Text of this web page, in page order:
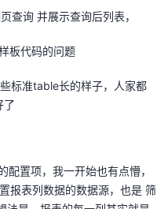
查询 并展示查询后列表，
板代码的问题
标准table长的样子，人家都
了
置项，我一开始也有点懵，
报表列数据的数据源，也是 筛